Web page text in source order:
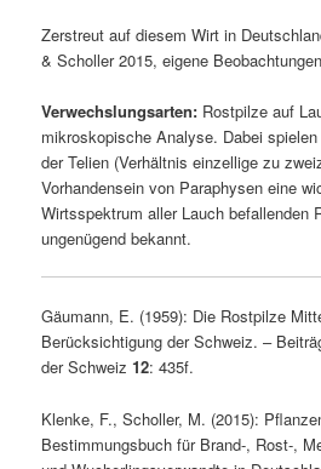
Zerstreut auf diesem Wirt in
& Scholler 2015, eigene
Verwechslungsarten: Rostpilze auf
mikroskopische Analyse. Dabei
der Telien (Verhältnis einzellige zu
Vorhandensein von Paraphysen eine
Wirtsspektrum aller Lauch befallenden
ungenügend bekannt.
Gäumann, E. (1959): Die Rostpilze
Berücksichtigung der Schweiz. –
der Schweiz12: 435f.
Klenke, F., Scholler, M. (2015):
Bestimmungsbuch für Brand-, Rost-,